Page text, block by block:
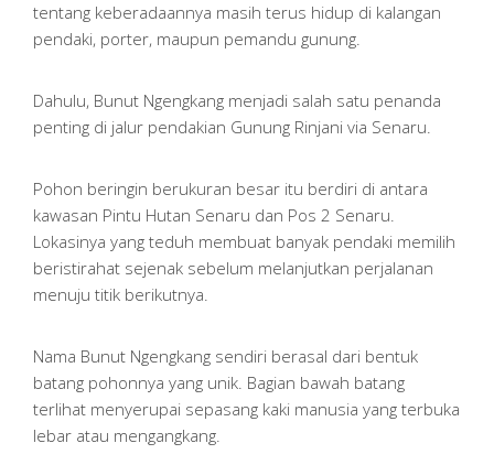
tentang keberadaannya masih terus hidup di kalangan
pendaki, porter, maupun pemandu gunung.
Dahulu, Bunut Ngengkang menjadi salah satu penanda
penting di jalur pendakian Gunung Rinjani via Senaru.
Pohon beringin berukuran besar itu berdiri di antara
kawasan Pintu Hutan Senaru dan Pos 2 Senaru.
Lokasinya yang teduh membuat banyak pendaki memilih
beristirahat sejenak sebelum melanjutkan perjalanan
menuju titik berikutnya.
Nama Bunut Ngengkang sendiri berasal dari bentuk
batang pohonnya yang unik. Bagian bawah batang
terlihat menyerupai sepasang kaki manusia yang terbuka
lebar atau mengangkang.